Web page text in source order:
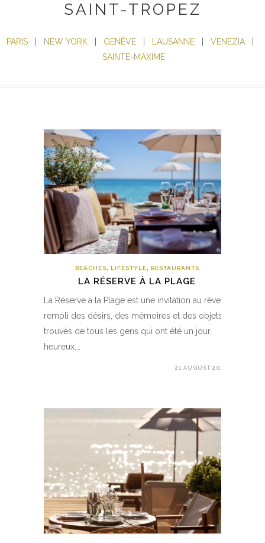
SAINT-TROPEZ
PARIS NEW YORK GENÈVE LAUSANNE VENEZIA
SAINTE-MAXIME
BEACHES, LIFESTYLE, RESTAURANTS
LA RÉSERVE À LA PLAGE
La Réserve à la Plage est une invitation au rêve :
rempli des désirs, des mémoires et des objets
trouvés de tous les gens qui ont été un jour,
heureux,…
21 AUGUST 2019